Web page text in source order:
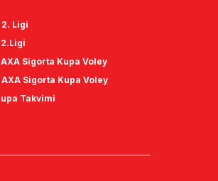
2. Ligi
Sigorta Kupa Voley
AXA Sigorta Kupa Voley
Takvimi